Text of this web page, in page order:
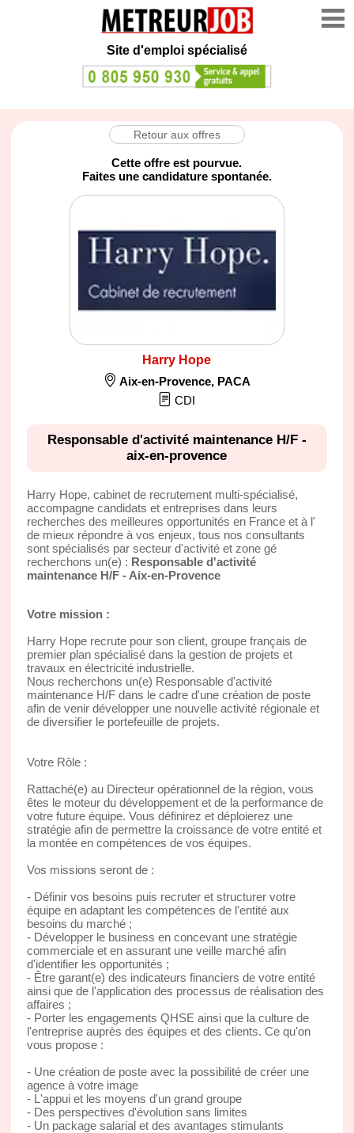
Site d'emploi spécialisé
Retour aux offres
Cette offre est pourvue.
Faites une candidature spontanée.
Harry Hope
Aix-en-Provence, PACA
CDI
Responsable d'activité maintenance H/F -
aix-en-provence
Harry Hope, cabinet de recrutement multi-spécialisé,
accompagne candidats et entreprises dans leurs
recherches des meilleures opportunités en France et à l'
de mieux répondre à vos enjeux, tous nos consultants
sont spécialisés par secteur d'activité et zone gé
recherchons un(e) : Responsable d'activité
maintenance H/F - Aix-en-Provence
Votre mission :
Harry Hope recrute pour son client, groupe français de
premier plan spécialisé dans la gestion de projets et
travaux en électricité industrielle.
Nous recherchons un(e) Responsable d'activité
maintenance H/F dans le cadre d'une création de poste
afin de venir développer une nouvelle activité régionale et
de diversifier le portefeuille de projets.
Votre Rôle :
Rattaché(e) au Directeur opérationnel de la région, vous
êtes le moteur du développement et de la performance de
votre future équipe. Vous définirez et déploierez une
stratégie afin de permettre la croissance de votre entité et
la montée en compétences de vos équipes.
Vos missions seront de :
- Définir vos besoins puis recruter et structurer votre
équipe en adaptant les compétences de l'entité aux
besoins du marché ;
- Développer le business en concevant une stratégie
commerciale et en assurant une veille marché afin
d'identifier les opportunités ;
- Être garant(e) des indicateurs financiers de votre entité
ainsi que de l'application des processus de réalisation des
affaires ;
- Porter les engagements QHSE ainsi que la culture de
l'entreprise auprès des équipes et des clients. Ce qu'on
vous propose :
- Une création de poste avec la possibilité de créer une
agence à votre image
- L'appui et les moyens d'un grand groupe
- Des perspectives d'évolution sans limites
- Un package salarial et des avantages stimulants